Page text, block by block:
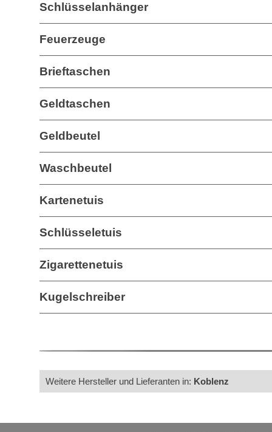
Schlüsselanhänger
Feuerzeuge
Brieftaschen
Geldtaschen
Geldbeutel
Waschbeutel
Kartenetuis
Schlüsseletuis
Zigarettenetuis
Kugelschreiber
Weitere Hersteller und Lieferanten in: Koblenz